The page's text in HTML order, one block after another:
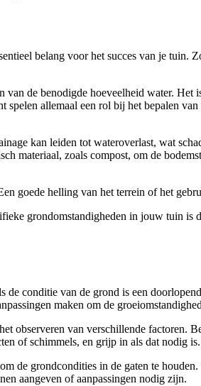
belang voor het succes van je
de benodigde hoeveelheid water.
spelen allemaal een rol bij het bepalen
kan leiden tot wateroverlast, wat
materiaal, zoals compost, om de
goede helling van het terrein of het
grondomstandigheden in jouw tuin
conditie van de grond is een
maken om de
observeren van verschillende
of schimmels, en grijp in als dat nodig
de grondcondities in de gaten te
aangeven of aanpassingen nodig zijn.